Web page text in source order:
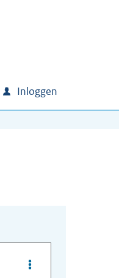
Inloggen
Opties van bestand